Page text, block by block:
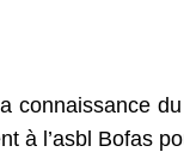
connaissance
à l’asbl Bofas